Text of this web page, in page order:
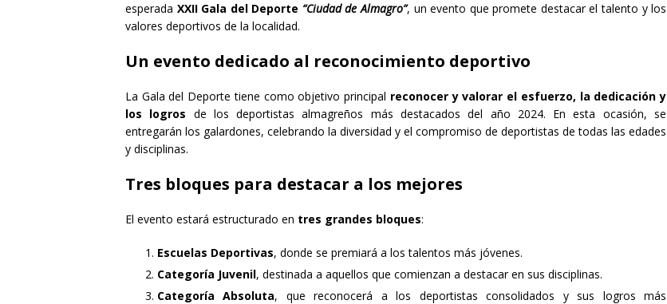
esperada XXII Gala del Deporte “Ciudad de Almagro”, un evento que promete destacar el talento y los
valores deportivos de la localidad.
Un evento dedicado al reconocimiento deportivo
La Gala del Deporte tiene como objetivo principal reconocer y valorar el esfuerzo, la dedicación y
los logros de los deportistas almagreños más destacados del año 2024. En esta ocasión, se
entregarán los galardones, celebrando la diversidad y el compromiso de deportistas de todas las edades
y disciplinas.
Tres bloques para destacar a los mejores
El evento estará estructurado en tres grandes bloques:
Escuelas Deportivas, donde se premiará a los talentos más jóvenes.
Categoría Juvenil, destinada a aquellos que comienzan a destacar en sus disciplinas.
Categoría Absoluta, que reconocerá a los deportistas consolidados y sus logros más